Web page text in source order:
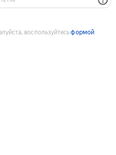
воспользуйтесьформой